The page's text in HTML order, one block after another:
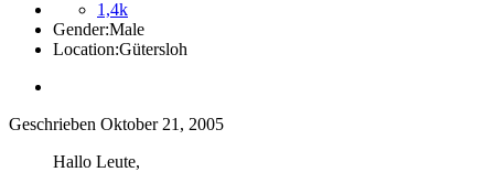
1,4k
Gender:Male
Location:Gütersloh
Geschrieben Oktober 21, 2005
Hallo Leute,